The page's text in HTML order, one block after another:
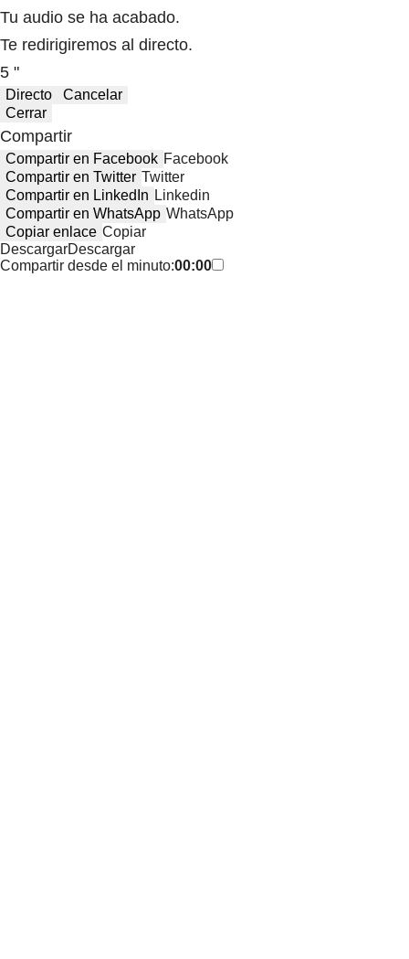
Tu audio se ha acabado.
Te redirigiremos al directo.
5 "
Directo
Cancelar
Cerrar
Compartir
Compartir en Facebook Facebook
Compartir en Twitter Twitter
Compartir en LinkedIn Linkedin
Compartir en WhatsApp WhatsApp
Copiar enlace Copiar
DescargarDescargar
Compartir desde el minuto:00:00